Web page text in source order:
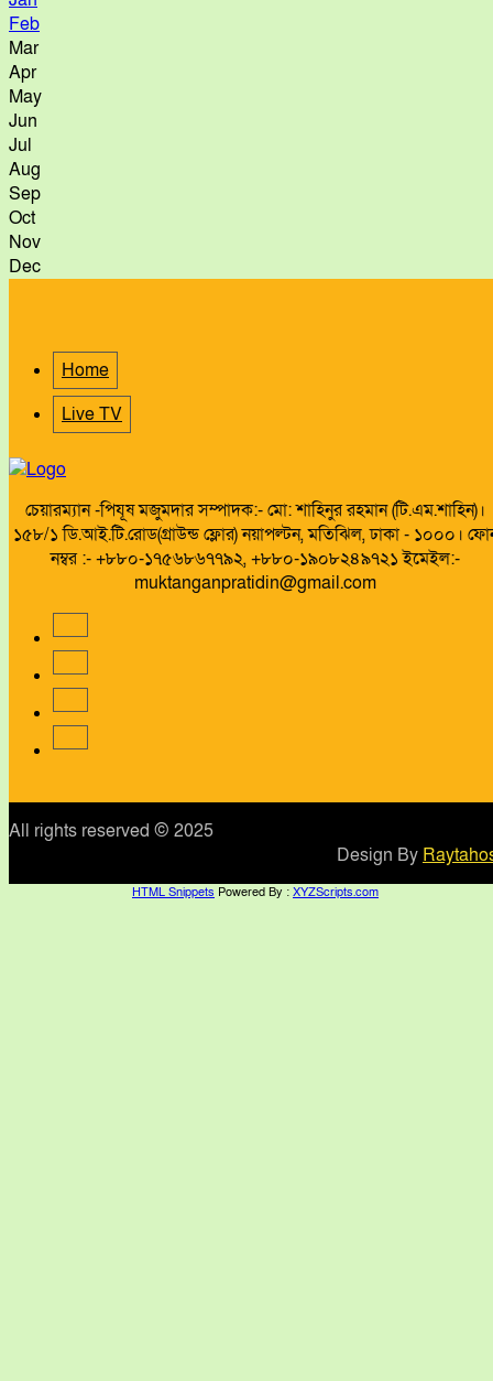
Feb
Mar
Apr
May
Jun
Jul
Aug
Sep
Oct
Nov
Dec
Home
Live TV
চেয়ারম্যান -পিযূষ মজুমদার সম্পাদক:- মো: শাহিনুর রহমান (টি.এম.শাহিন)।
১৫৮/১ ডি.আই.টি.রোড(গ্রাউন্ড ফ্লোর) নয়াপল্টন, মতিঝিল, ঢাকা - ১০০০।
নম্বর :- +৮৮০-১৭৫৬৮৬৭৭৯২, +৮৮০-১৯০৮২৪৯৭২১ ইমেইল:-
muktanganpratidin@gmail.com
All rights reserved © 2025
Design By
HTML Snippets Powered By : XYZScripts.com